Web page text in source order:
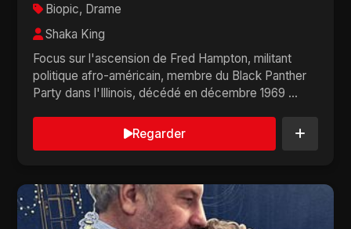
Biopic, Drame
Shaka King
Focus sur l'ascension de Fred Hampton, militant
politique afro-américain, membre du Black Panther
Party dans l'Illinois, décédé en décembre 1969 ...
Regarder